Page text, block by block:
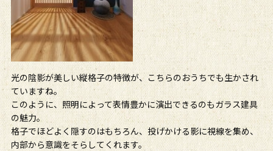
光の陰影が美しい縦格子の特徴が、こちらのおうちでも生かされ
ていますね。
このように、照明によって表情豊かに演出できるのもガラス建具
の魅力。
格子でほどよく隠すのはもちろん、投げかける影に視線を集め、
内部から意識をそらしてくれます。